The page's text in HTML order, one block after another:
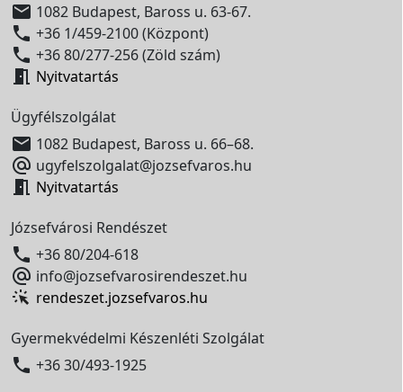
 1082 Budapest, Baross u. 63-67.
 +36 1/459-2100 (Központ)
 +36 80/277-256 (Zöld szám)
 Nyitvatartás
Ügyfélszolgálat
 1082 Budapest, Baross u. 66–68.
 ugyfelszolgalat@jozsefvaros.hu
 Nyitvatartás
Józsefvárosi Rendészet
 +36 80/204-618
 info@jozsefvarosirendeszet.hu
rendeszet.jozsefvaros.hu
Gyermekvédelmi Készenléti Szolgálat
 +36 30/493-1925